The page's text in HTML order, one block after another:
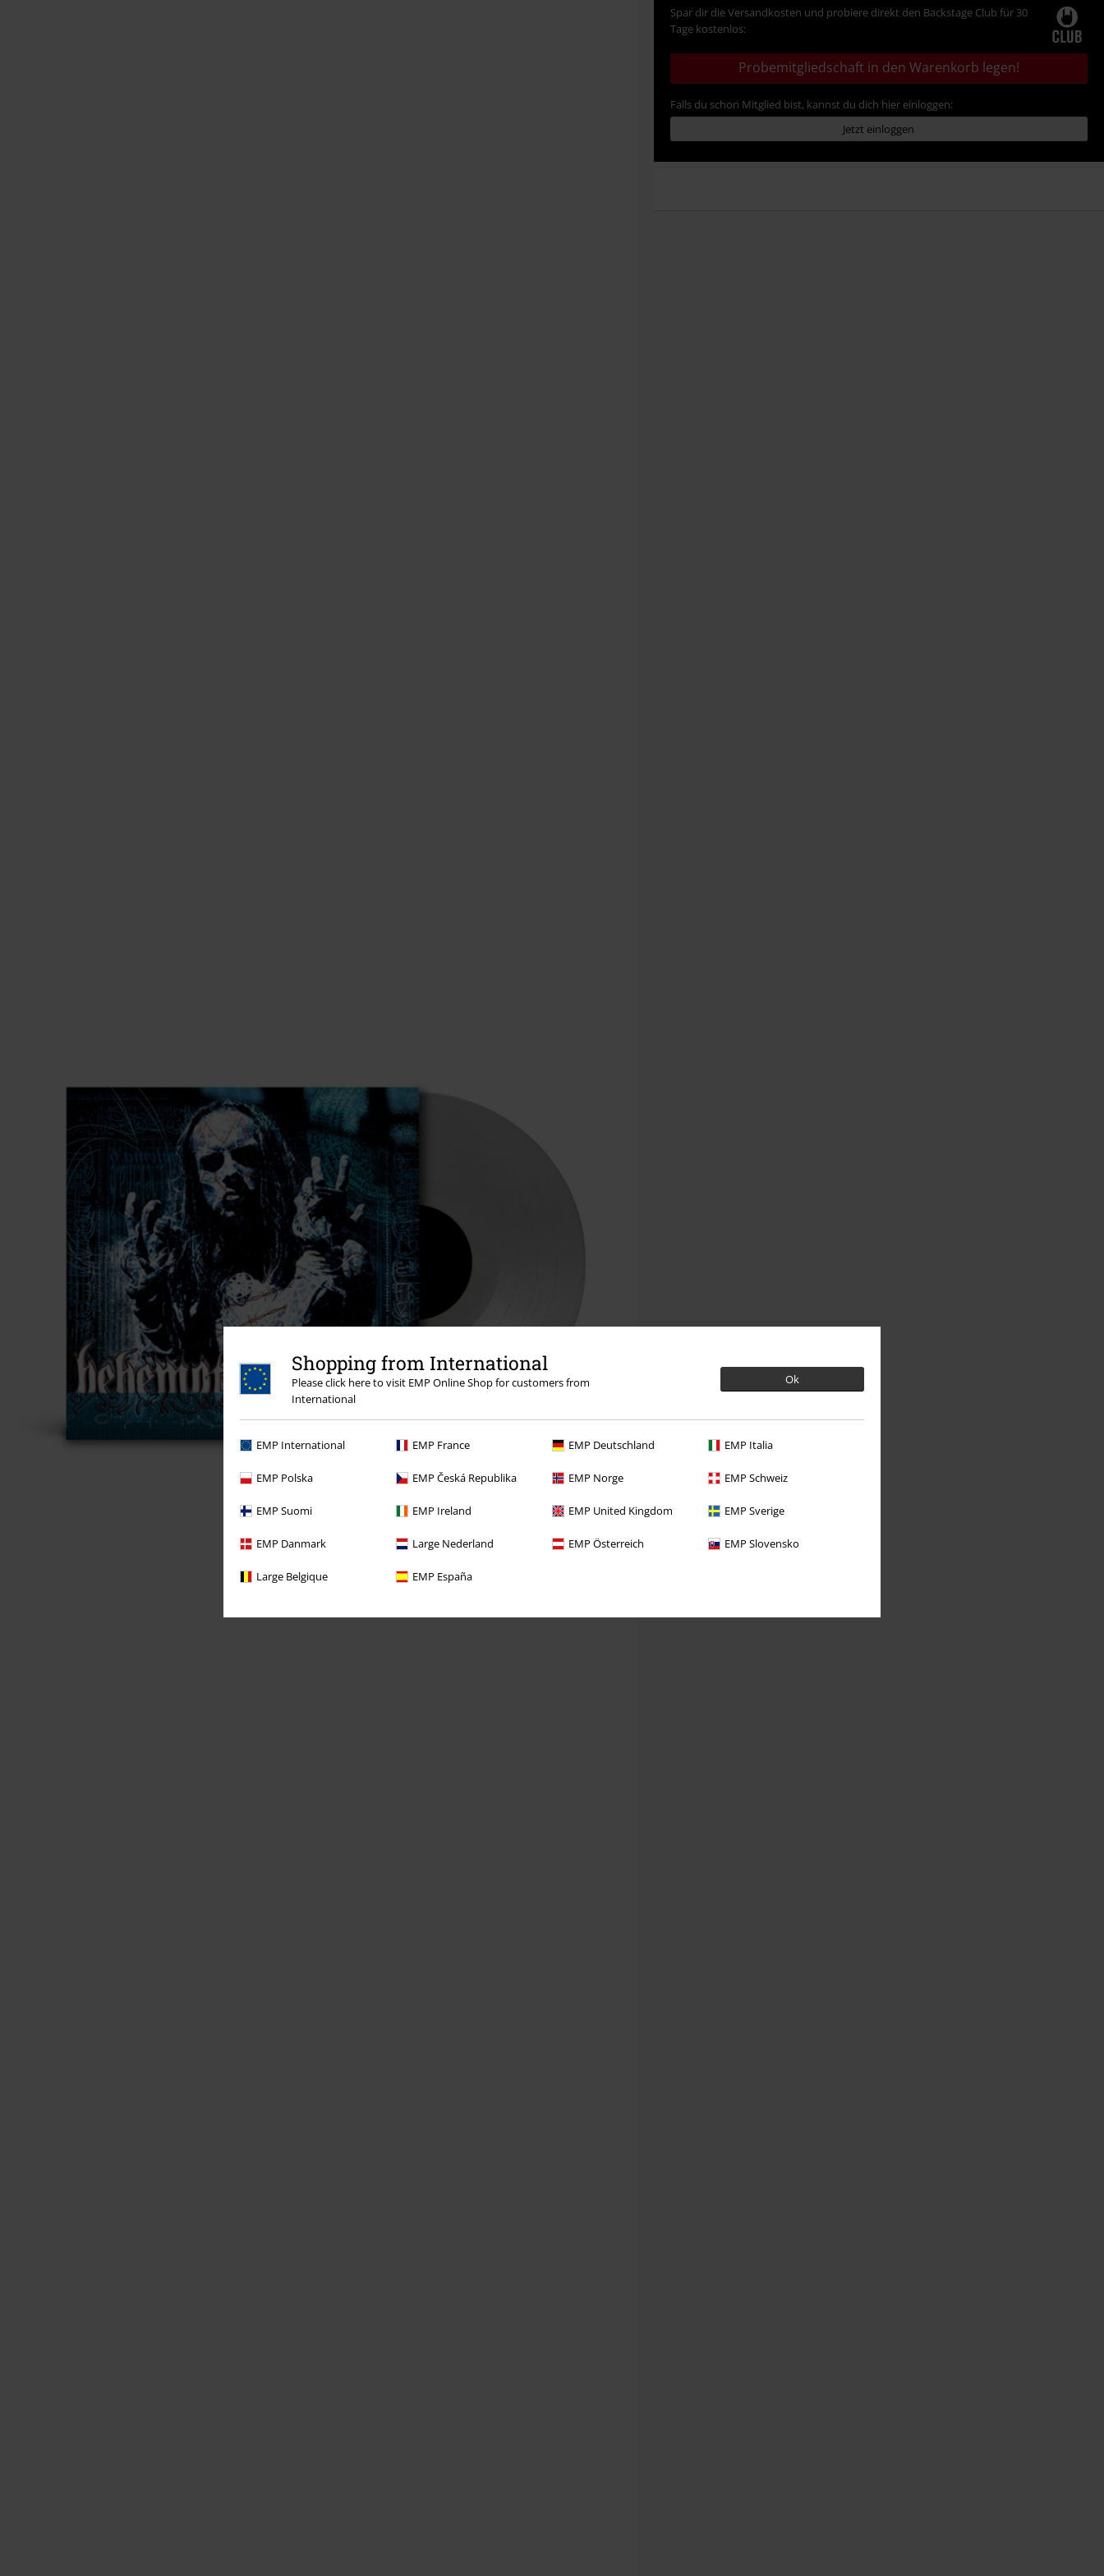
Shopping from International
Please click here to visit EMP Online Shop for customers from
International
Ok
EMP International EMP France EMP Deutschland EMP Italia
EMP Polska EMP Česká Republika EMP Norge EMP Schweiz
EMP Suomi EMP Ireland EMP United Kingdom EMP Sverige
EMP Danmark Large Nederland EMP Österreich EMP Slovensko
Large Belgique EMP España
Spar dir die Versandkosten und probiere direkt den Backstage Club für 30
Tage kostenlos:
Probemitgliedschaft in den Warenkorb legen!
Falls du schon Mitglied bist, kannst du dich hier einloggen:
Jetzt einloggen